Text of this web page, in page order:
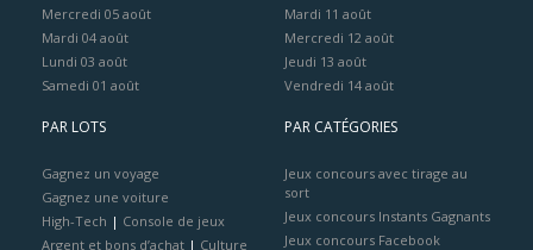
Mercredi 05 août
Mardi 04 août
Lundi 03 août
Samedi 01 août
Mardi 11 août
Mercredi 12 août
Jeudi 13 août
Vendredi 14 août
PAR LOTS
Gagnez un voyage
Gagnez une voiture
High-Tech | Console de jeux
Argent et bons d’achat | Culture
PAR CATÉGORIES
Jeux concours avec tirage au
sort
Jeux concours Instants Gagnants
Jeux concours Facebook